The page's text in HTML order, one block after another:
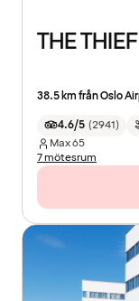
THE THIEF
38.5 km från Oslo
4.6/5 (2941)
Max65
7 mötesrum